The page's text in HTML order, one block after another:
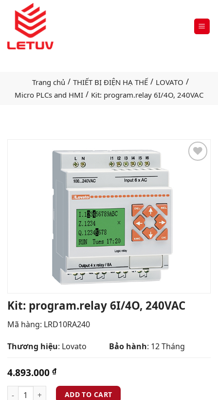
Trang chủ / THIẾT BỊ ĐIỆN HẠ THẾ / LOVATO /
Micro PLCs and HMI / Kit: program.relay 6I/4O, 240VAC
Kit: program.relay 6I/4O, 240VAC
Mã hàng: LRD10RA240
Thương hiệu: Lovato Bảo hành: 12 Tháng
4.893.000 ₫
ADD TO CART